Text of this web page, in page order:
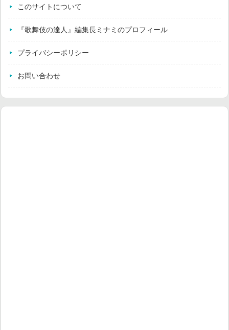
このサイトについて
『歌舞伎の達人』編集長ミナミのプロフィール
プライバシーポリシー
お問い合わせ